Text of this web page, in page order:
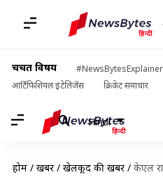
चर्चित विषय #NewsBytesExplainer
आर्टिफिशियल इंटेलिजेंस
क्रिकेट समाचार
Hindi
होम / खबरें / खेलकूद की खबरें / केएल राहुल